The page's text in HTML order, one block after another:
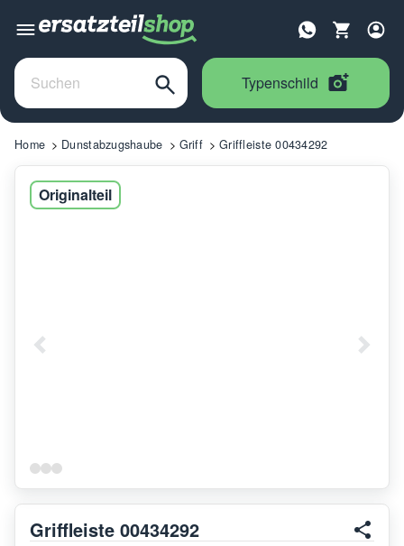
Typenschild
Home Dunstabzugshaube Griff Griffleiste 00434292
Originalteil
Griffleiste 00434292